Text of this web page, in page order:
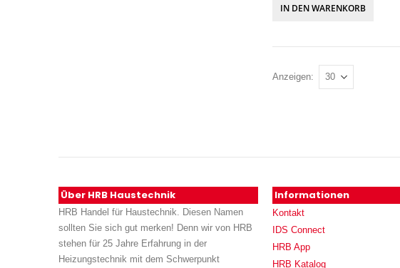
IN DEN WARENKORB
Anzeigen
Über HRB Haustechnik
HRB Handel für Haustechnik. Diesen Namen
sollten Sie sich gut merken! Denn wir von HRB
stehen für 25 Jahre Erfahrung in der
Heizungstechnik mit dem Schwerpunkt
Informationen
Kontakt
IDS Connect
HRB App
HRB Katalog